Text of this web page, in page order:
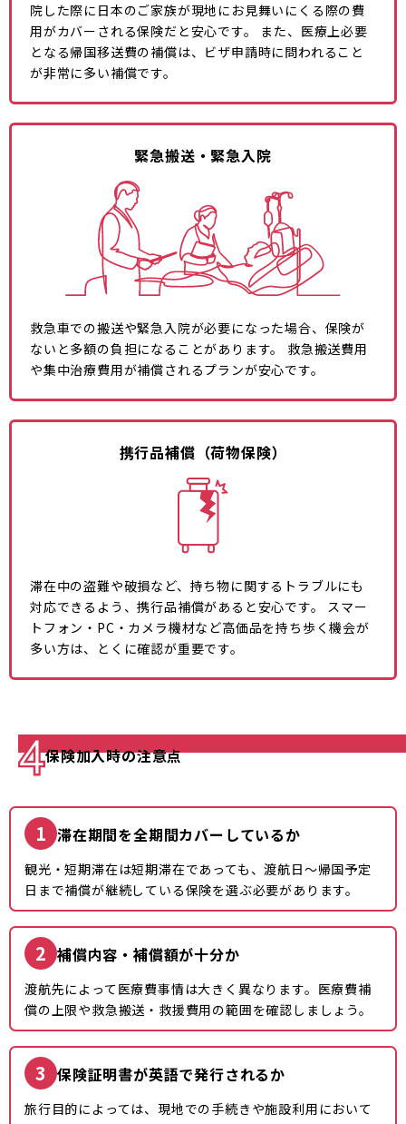
院した際に日本のご家族が現地にお見舞いにくる際の費
用がカバーされる保険だと安心です。 また、医療上必要
となる帰国移送費の補償は、ビザ申請時に問われること
が非常に多い補償です。
緊急搬送・緊急入院
救急車での搬送や緊急入院が必要になった場合、保険が
ないと多額の負担になることがあります。 救急搬送費用
や集中治療費用が補償されるプランが安心です。
携行品補償（荷物保険）
滞在中の盗難や破損など、持ち物に関するトラブルにも
対応できるよう、携行品補償があると安心です。 スマー
トフォン・PC・カメラ機材など高価品を持ち歩く機会が
多い方は、とくに確認が重要です。
保険加入時の注意点
1 滞在期間を全期間カバーしているか
観光・短期滞在は短期滞在であっても、渡航日〜帰国予定
日まで補償が継続している保険を選ぶ必要があります。
2 補償内容・補償額が十分か
渡航先によって医療費事情は大きく異なります。医療費補
償の上限や救急搬送・救援費用の範囲を確認しましょう。
3 保険証明書が英語で発行されるか
旅行目的によっては、現地での手続きや施設利用において